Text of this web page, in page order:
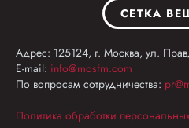
СЕТКА
Адрес: 125124, г. Москва, ул.
E-mail: info@mosfm.com
По вопросам сотрудничества:
Политика обработки